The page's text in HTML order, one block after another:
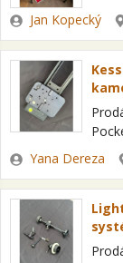
Zadavatel
Jan Kopecký
Zadavatel
Yana Dereza